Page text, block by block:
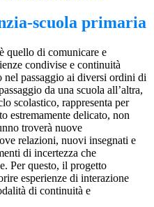
scuola primaria
quello di comunicare e
condivise e continuità
nel passaggio ai diversi ordini di
da una scuola all’altra,
scolastico, rappresenta per
estremamente delicato, non
troverà nuove
relazioni, nuovi insegnati e
di incertezza che
Per questo, il progetto
esperienze di interazione
di continuità e